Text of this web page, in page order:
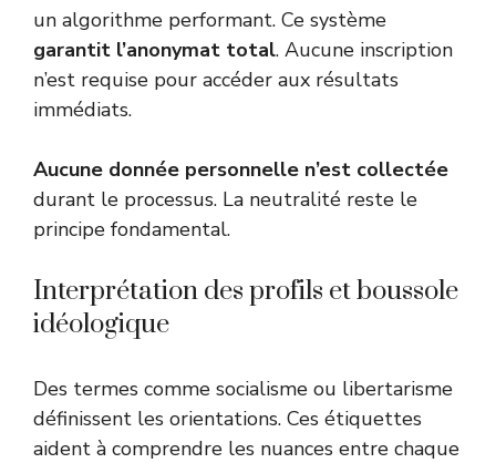
un algorithme performant. Ce système
garantit l’anonymat total. Aucune inscription
n’est requise pour accéder aux résultats
immédiats.
Aucune donnée personnelle n’est collectée
durant le processus. La neutralité reste le
principe fondamental.
Interprétation des profils et boussole
idéologique
Des termes comme socialisme ou libertarisme
définissent les orientations. Ces étiquettes
aident à comprendre les nuances entre chaque